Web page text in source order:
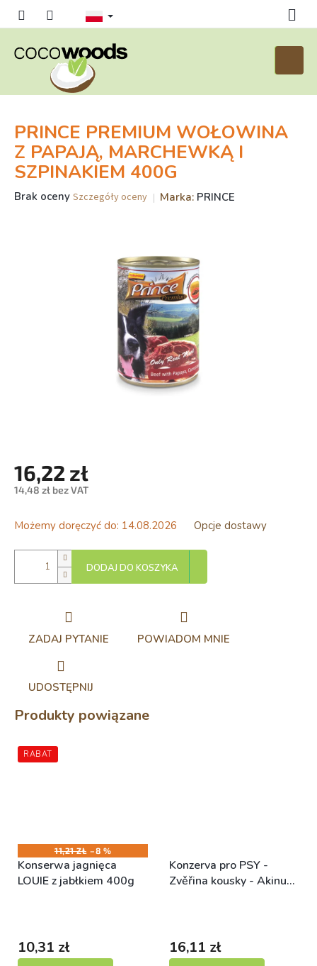
PRINCE PREMIUM WOŁOWINA
Z PAPAJĄ, MARCHEWKĄ I
SZPINAKIEM 400G
Średnia
Brak oceny Szczegóły oceny Marka: PRINCE
16,22 zł
14,48 zł bez VAT
jednostkowa:
Możemy doręczyć do: 14.08.2026 Opcje dostawy
DODAJ DO KOSZYKA
ZADAJ PYTANIE POWIADOM MNIE
UDOSTĘPNIJ
Produkty powiązane
RABAT
11,21 ZŁ –8 %
Konserwa jagnięca
LOUIE z jabłkiem 400g
10,31 zł
Konzerva pro PSY -
Zvěřina kousky - Akinu
16,11 zł